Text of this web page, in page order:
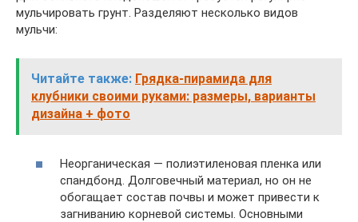
мульчировать грунт. Разделяют несколько видов
мульчи:
Читайте также: Грядка-пирамида для
клубники своими руками: размеры, варианты
дизайна + фото
Неорганическая — полиэтиленовая пленка или
спандбонд. Долговечный материал, но он не
обогащает состав почвы и может привести к
загниванию корневой системы. Основными